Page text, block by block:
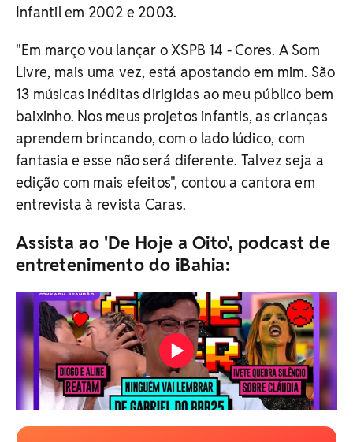
Infantil em 2002 e 2003.
"Em março vou lançar o XSPB 14 - Cores. A Som
Livre, mais uma vez, está apostando em mim. São
13 músicas inéditas dirigidas ao meu público bem
baixinho. Nos meus projetos infantis, as crianças
aprendem brincando, com o lado lúdico, com
fantasia e esse não será diferente. Talvez seja a
edição com mais efeitos", contou a cantora em
entrevista à revista Caras.
Assista ao 'De Hoje a Oito', podcast de
entretenimento do iBahia: